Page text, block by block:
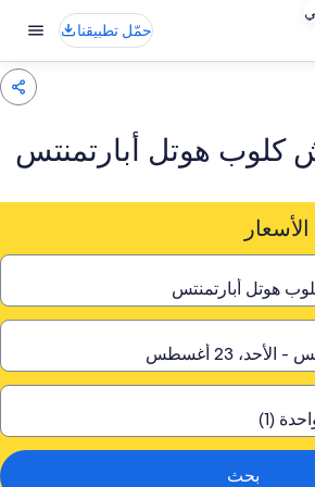
حمّل تطبيقنا
هوتل أبارتمنتس
بحث